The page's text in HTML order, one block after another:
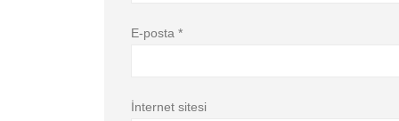
E-posta *
İnternet sitesi